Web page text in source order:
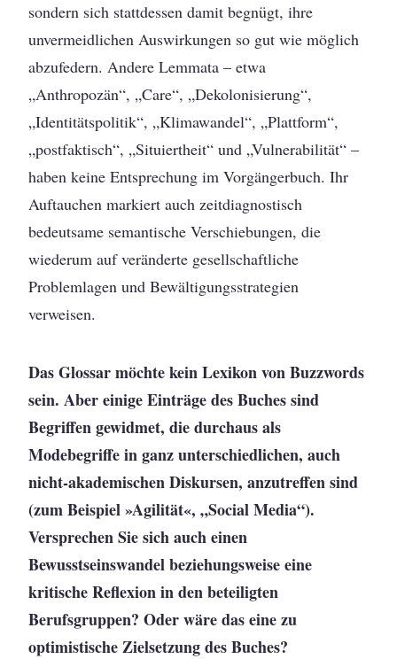
sondern sich stattdessen damit begnügt, ihre
unvermeidlichen Auswirkungen so gut wie möglich
abzufedern. Andere Lemmata – etwa
„Anthropozän“, „Care“, „Dekolonisierung“,
„Identitätspolitik“, „Klimawandel“, „Plattform“,
„postfaktisch“, „Situiertheit“ und „Vulnerabilität“ –
haben keine Entsprechung im Vorgängerbuch. Ihr
Auftauchen markiert auch zeitdiagnostisch
bedeutsame semantische Verschiebungen, die
wiederum auf veränderte gesellschaftliche
Problemlagen und Bewältigungsstrategien
verweisen.
Das Glossar möchte kein Lexikon von Buzzwords
sein. Aber einige Einträge des Buches sind
Begriffen gewidmet, die durchaus als
Modebegriffe in ganz unterschiedlichen, auch
nicht-akademischen Diskursen, anzutreffen sind
(zum Beispiel »Agilität«, „Social Media“).
Versprechen Sie sich auch einen
Bewusstseinswandel beziehungsweise eine
kritische Reflexion in den beteiligten
Berufsgruppen? Oder wäre das eine zu
optimistische Zielsetzung des Buches?